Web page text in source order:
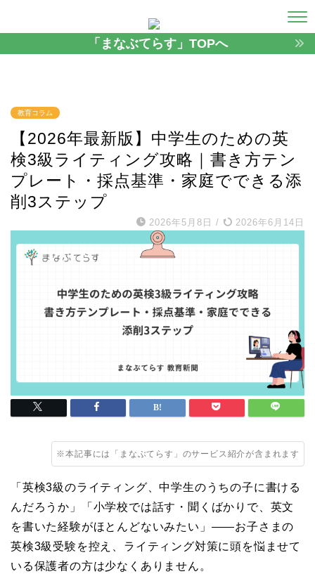
「まなぶてらす」TOPへ
教育コラム
【2026年最新版】中学生のための英
検3級ライティング攻略｜書き方テン
プレート・採点基準・家庭でできる添
削3ステップ
2026年5月8日 / 2026年6月14日
※本記事には「まなぶてらす」のサービス紹介が含まれます
「英検3級のライティング、中学生のうちの子に書ける
んだろうか」「小学校では話す・聞くばかりで、英文
を書いた経験がほとんどないみたい」——お子さまの
英検3級受験を控え、ライティング対策に頭を悩ませて
いる保護者の方は少なくありません。